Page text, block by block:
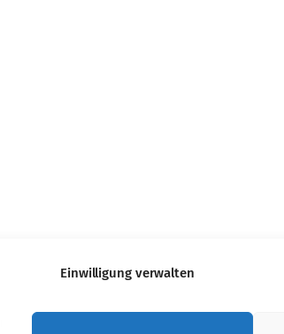
Einwilligung verwalten